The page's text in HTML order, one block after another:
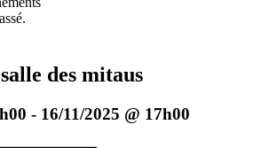
des mitaus
- 16/11/2025 @ 17h00